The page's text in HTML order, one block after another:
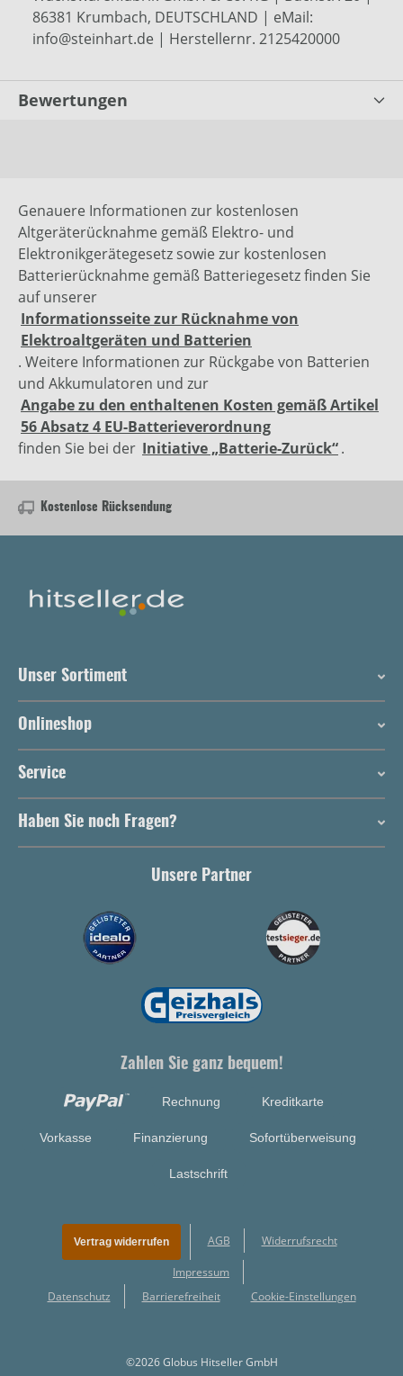
86381 Krumbach, DEUTSCHLAND | eMail:
info@steinhart.de | Herstellernr. 2125420000
Bewertungen
Genauere Informationen zur kostenlosen
Altgeräterücknahme gemäß Elektro- und
Elektronikgerätegesetz sowie zur kostenlosen
Batterierücknahme gemäß Batteriegesetz finden Sie
auf unserer
Informationsseite zur Rücknahme von
Elektroaltgeräten und Batterien
. Weitere Informationen zur Rückgabe von Batterien
und Akkumulatoren und zur
Angabe zu den enthaltenen Kosten gemäß Artikel
56 Absatz 4 EU-Batterieverordnung
finden Sie bei der Initiative „Batterie-Zurück“.
Kostenlose Rücksendung
Unser Sortiment
Onlineshop
Service
Haben Sie noch Fragen?
Unsere Partner
Zahlen Sie ganz bequem!
Rechnung Kreditkarte
Vorkasse Finanzierung Sofortüberweisung
Lastschrift
©2026 Globus Hitseller GmbH
Vertrag widerrufen AGB Widerrufsrecht
Impressum
Datenschutz
Barrierefreiheit Cookie-Einstellungen